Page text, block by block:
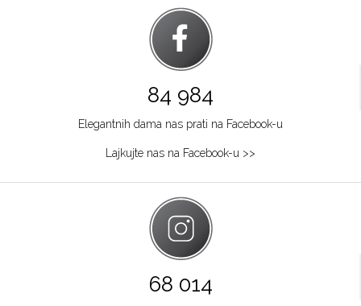
84 984
Elegantnih dama nas prati na Facebook-u
Lajkujte nas na Facebook-u >>
68 014